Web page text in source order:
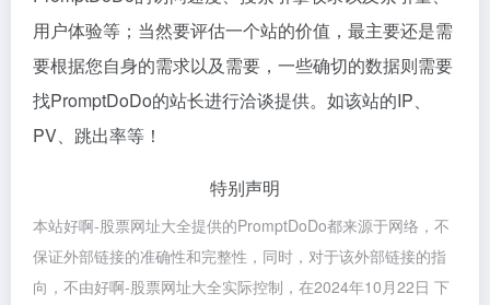
用户体验等；当然要评估一个站的价值，最主要还是需
要根据您自身的需求以及需要，一些确切的数据则需要
找PromptDoDo的站长进行洽谈提供。如该站的IP、
PV、跳出率等！
特别声明
本站好啊-股票网址大全提供的PromptDoDo都来源于网络，不
保证外部链接的准确性和完整性，同时，对于该外部链接的指
向，不由好啊-股票网址大全实际控制，在2024年10月22日 下